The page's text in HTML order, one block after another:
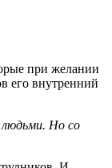
при желании
его внутренний
людьми. Но со